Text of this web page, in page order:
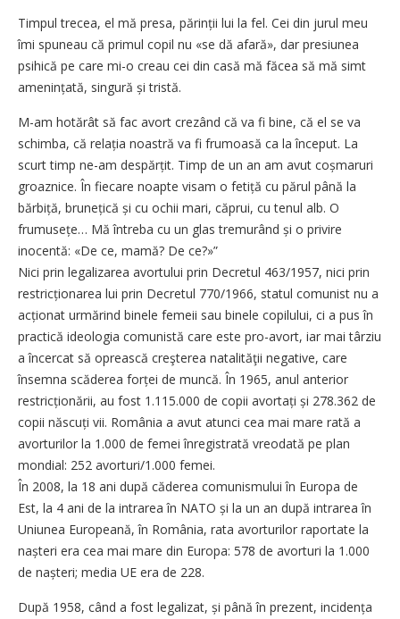
Timpul trecea, el mă presa, părinții lui la fel. Cei din jurul meu
îmi spuneau că primul copil nu «se dă afară», dar presiunea
psihică pe care mi-o creau cei din casă mă făcea să mă simt
amenințată, singură și tristă.
M-am hotărât să fac avort crezând că va fi bine, că el se va
schimba, că relația noastră va fi frumoasă ca la început. La
scurt timp ne-am despărțit. Timp de un an am avut coșmaruri
groaznice. În fiecare noapte visam o fetiță cu părul până la
bărbiță, brunețică și cu ochii mari, căprui, cu tenul alb. O
frumusețe… Mă întreba cu un glas tremurând și o privire
inocentă: «De ce, mamă? De ce?»”
Nici prin legalizarea avortului prin Decretul 463/1957, nici prin
restricționarea lui prin Decretul 770/1966, statul comunist nu a
acționat urmărind binele femeii sau binele copilului, ci a pus în
practică ideologia comunistă care este pro-avort, iar mai târziu
a încercat să oprească creşterea natalităţii negative, care
însemna scăderea forței de muncă. În 1965, anul anterior
restricțio­nării, au fost 1.115.000 de copii avor­tați și 278.362 de
copii năs­cuți vii. România a avut atunci cea mai mare rată a
avorturilor la 1.000 de femei înregistrată vreodată pe plan
mondial: 252 avorturi/1.000 femei.
În 2008, la 18 ani după căderea comunismului în Europa de
Est, la 4 ani de la intrarea în NATO și la un an după intrarea în
Uniunea Europeană, în România, rata avorturilor raportate la
nașteri era cea mai mare din Europa: 578 de avorturi la 1.000
de nașteri; media UE era de 228.
După 1958, când a fost legalizat, și până în prezent, inci­dența